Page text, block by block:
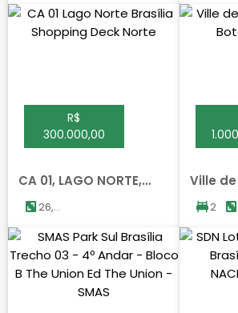
R$
300.000,00
CA 01, LAGO NORTE,
BRASILIA
26,29
Ville
BRASILIA
2